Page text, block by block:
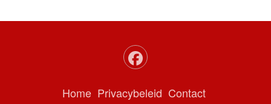
Home Privacybeleid Contact